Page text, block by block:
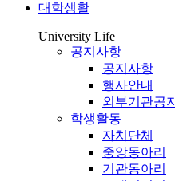
대학생활
University Life
공지사항
공지사항
행사안내
외부기관공지
학생활동
자치단체
중앙동아리
기관동아리